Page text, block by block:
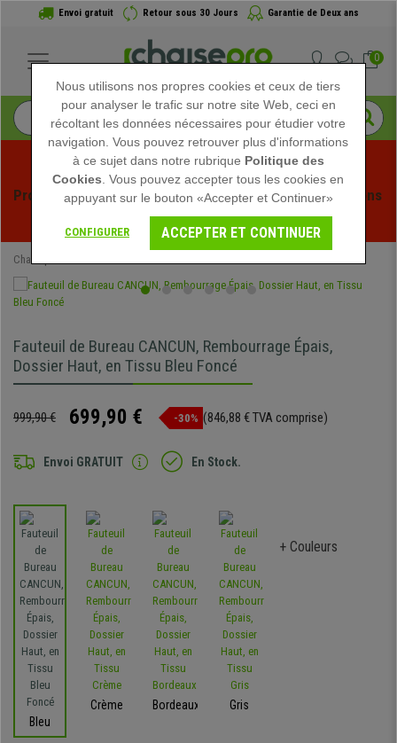
Envoi gratuit Retour sous 30 Jours Garantie de Deux ans
0
Profitez des soldes d'été chez Chaisepro ! Des réductions
exclusives pour une durée limitée - Voir l'offre
Chaisepro
Fauteuil de Bureau CANCUN, Rembourrage Épais,
Dossier Haut, en Tissu Bleu Foncé
999,90 € 699,90 € -30% (846,88 € TVA comprise)
Envoi GRATUIT En Stock.
Bleu
Crème Bordeaux Gris
+ Couleurs
Nous utilisons nos propres cookies et ceux de tiers
pour analyser le trafic sur notre site Web, ceci en
récoltant les données nécessaires pour étudier votre
navigation. Vous pouvez retrouver plus d'informations
à ce sujet dans notre rubrique Politique des
Cookies . Vous pouvez accepter tous les cookies en
appuyant sur le bouton «Accepter et Continuer»
CONFIGURER ACCEPTER ET CONTINUER